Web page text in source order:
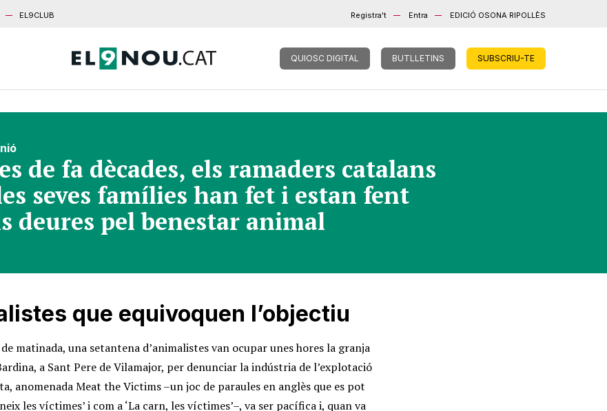
EL9CLUB Registra't Entra EDICIÓ OSONA RIPOLLÈS
QUIOSC DIGITAL BUTLLETINS SUBSCRIU-TE
de fa dècades, els ramaders catalans
seves famílies han fet i estan fent
deures pel benestar animal
que equivoquen l’objectiu
matinada, una setantena d’animalistes van ocupar unes hores la granja
a Sant Pere de Vilamajor, per denunciar la indústria de l’explotació
anomenada Meat the Victims –un joc de paraules en anglès que es pot
les víctimes’ i com a ‘La carn, les víctimes’–, va ser pacífica i, quan va